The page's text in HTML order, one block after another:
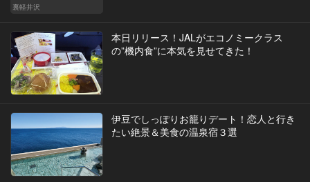
裏軽井沢
本日リリース！JALがエコノミークラス
の”機内食”に本気を見せてきた！
伊豆でしっぽりお籠りデート！恋人と行き
たい絶景＆美食の温泉宿３選